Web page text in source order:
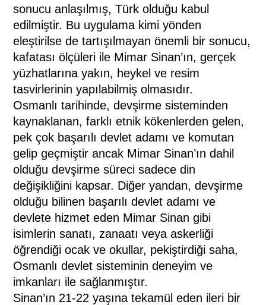
sonucu anlaşılmış, Türk olduğu kabul
edilmiştir. Bu uygulama kimi yönden
eleştirilse de tartışılmayan önemli bir sonucu,
kafatası ölçüleri ile Mimar Sinan’ın, gerçek
yüzhatlarına yakın, heykel ve resim
tasvirlerinin yapılabilmiş olmasıdır.
Osmanlı tarihinde, devşirme sisteminden
kaynaklanan, farklı etnik kökenlerden gelen,
pek çok başarılı devlet adamı ve komutan
gelip geçmiştir ancak Mimar Sinan’ın dahil
olduğu devşirme süreci sadece din
değişikliğini kapsar. Diğer yandan, devşirme
olduğu bilinen başarılı devlet adamı ve
devlete hizmet eden Mimar Sinan gibi
isimlerin sanatı, zanaatı veya askerliği
öğrendiği ocak ve okullar, pekiştirdiği saha,
Osmanlı devlet sisteminin deneyim ve
imkanları ile sağlanmıştır.
Sinan’ın 21-22 yaşına tekamül eden ileri bir